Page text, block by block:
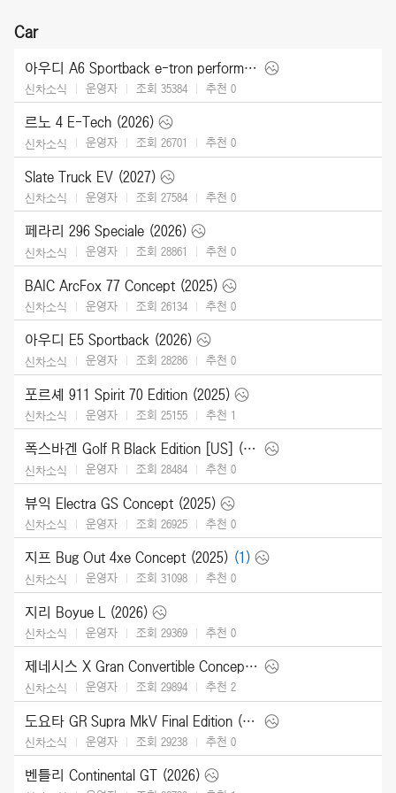
Car
아우디 A6 Sportback e-tron performance [UK] (2025)
신차소식 운영자 조회 35384 추천 0
르노 4 E-Tech (2026)
신차소식 운영자 조회 26701 추천 0
Slate Truck EV (2027)
신차소식 운영자 조회 27584 추천 0
페라리 296 Speciale (2026)
신차소식 운영자 조회 28861 추천 0
BAIC ArcFox 77 Concept (2025)
신차소식 운영자 조회 26134 추천 0
아우디 E5 Sportback (2026)
신차소식 운영자 조회 28286 추천 0
포르셰 911 Spirit 70 Edition (2025)
신차소식 운영자 조회 25155 추천 1
폭스바겐 Golf R Black Edition [US] (2025)
신차소식 운영자 조회 28484 추천 0
뷰익 Electra GS Concept (2025)
신차소식 운영자 조회 26925 추천 0
지프 Bug Out 4xe Concept (2025) (1)
신차소식 운영자 조회 31098 추천 0
지리 Boyue L (2026)
신차소식 운영자 조회 29369 추천 0
제네시스 X Gran Convertible Concept (2025)
신차소식 운영자 조회 29894 추천 2
도요타 GR Supra MkV Final Edition (2026)
신차소식 운영자 조회 29238 추천 0
벤틀리 Continental GT (2026)